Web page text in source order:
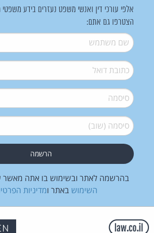
אלפי עורכי דין ואנשי משפט נעזרים בידע משפטי
הצטרפו גם אתם:
שם משתמש*
דואל*
סיסמה*
סיסמה (שוב)*
בהרשמה לאתר ובשימוש בו אתה
השימוש באתר ומדיניות